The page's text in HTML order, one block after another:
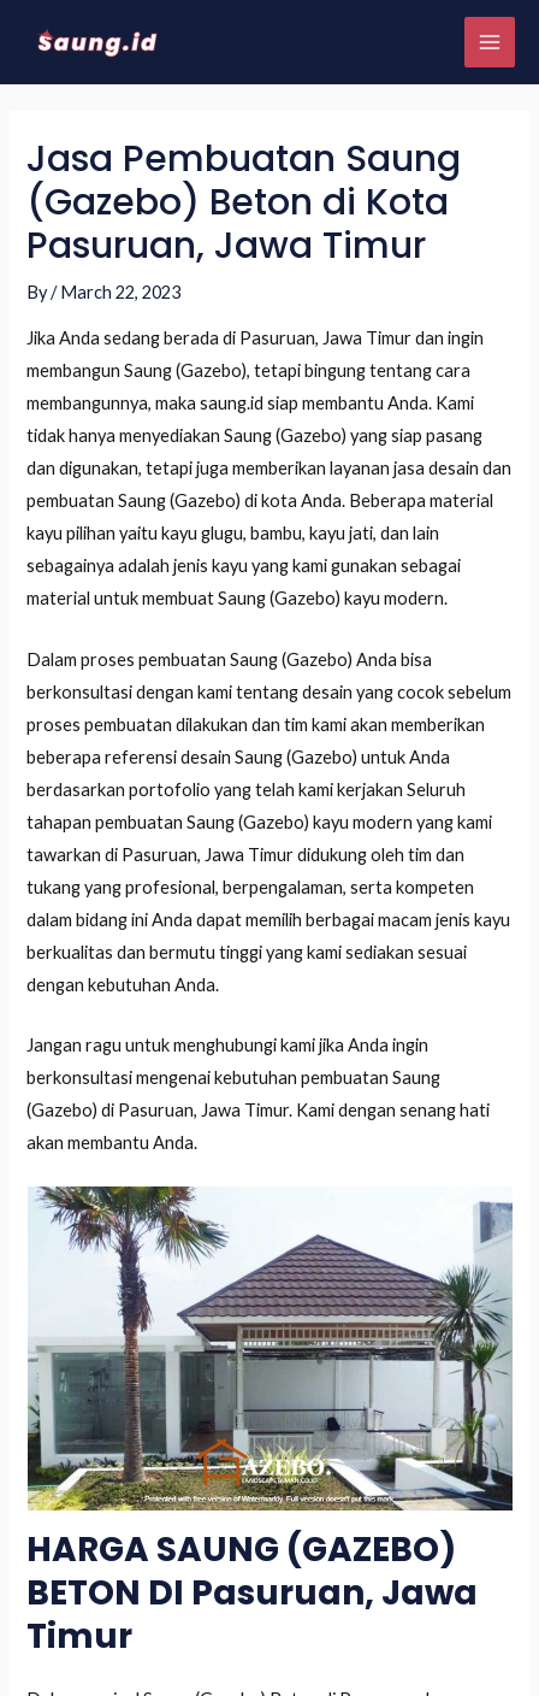
Jasa Pembuatan Saung
(Gazebo) Beton di Kota
Pasuruan, Jawa Timur
By/March 22, 2023
Jika Anda sedang berada di Pasuruan, Jawa Timur dan ingin
membangun Saung (Gazebo), tetapi bingung tentang cara
membangunnya, maka saung.id siap membantu Anda. Kami
tidak hanya menyediakan Saung (Gazebo) yang siap pasang
dan digunakan, tetapi juga memberikan layanan jasa desain dan
pembuatan Saung (Gazebo) di kota Anda. Beberapa material
kayu pilihan yaitu kayu glugu, bambu, kayu jati, dan lain
sebagainya adalah jenis kayu yang kami gunakan sebagai
material untuk membuat Saung (Gazebo) kayu modern.
Dalam proses pembuatan Saung (Gazebo) Anda bisa
berkonsultasi dengan kami tentang desain yang cocok sebelum
proses pembuatan dilakukan dan tim kami akan memberikan
beberapa referensi desain Saung (Gazebo) untuk Anda
berdasarkan portofolio yang telah kami kerjakan Seluruh
tahapan pembuatan Saung (Gazebo) kayu modern yang kami
tawarkan di Pasuruan, Jawa Timur didukung oleh tim dan
tukang yang profesional, berpengalaman, serta kompeten
dalam bidang ini Anda dapat memilih berbagai macam jenis kayu
berkualitas dan bermutu tinggi yang kami sediakan sesuai
dengan kebutuhan Anda.
Jangan ragu untuk menghubungi kami jika Anda ingin
berkonsultasi mengenai kebutuhan pembuatan Saung
(Gazebo) di Pasuruan, Jawa Timur. Kami dengan senang hati
akan membantu Anda.
HARGA SAUNG (GAZEBO)
BETON DI Pasuruan, Jawa
Timur